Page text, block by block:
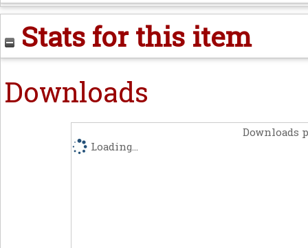
Stats for this item
Downloads
Downloads
Loading...